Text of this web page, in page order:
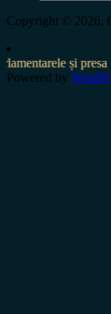
for:
Copyright © 2026,
și presa
*
Powered by